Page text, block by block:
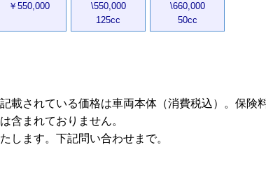
￥550,000
\550,000
125cc
\660,000
50cc
載されている価格は車両本体（消費税込）。保険
含まれておりません。
します。下記問い合わせまで。